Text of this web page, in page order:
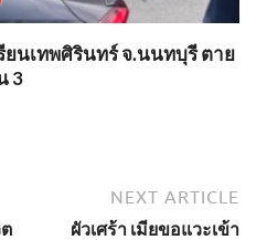
ยนเทพศิรินทร์ จ.นนทบุรี ตาย
3
NEXT ARTICLE
ผัวเศร้า เมียขอแวะเข้า